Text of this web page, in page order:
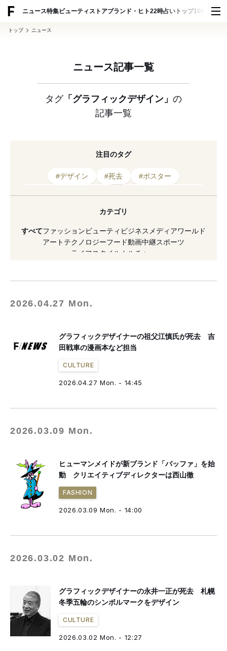
ニュース特集ビューティ ストアブランド・ヒト22時占い トップ100 スナッ
トップ ニュース
ニュース記事一覧
タグ「グラフィックデザイン」 の
記事一覧
注目のタグ
#デザイン #死去
#ポスター
#広告 #西山徹
#展覧会
#ブランド #カルチャー
#東京
カテゴリ
すべてファッションビューティ ビジネス メディアワールド
アート テクノロジーフード動画中継スポーツ
ライフスタイル
カルチャー
2026.04.27 Mon.
グラフィックデザイナーの祖父江慎氏が死去 吉
田戦車の漫画本など担当
CULTURE
2026.04.27 Mon. - 14:45
2026.03.09 Mon.
ヒューマンメイドが新ブランド「バッファ」を始
動 クリエイティブディレクターは西山徹
FASHION
2026.03.09 Mon. - 14:00
2026.03.02 Mon.
グラフィックデザイナーの永井一正が死去 札幌
冬季五輪のシンボルマークをデザイン
CULTURE
2026.03.02 Mon. - 12:27